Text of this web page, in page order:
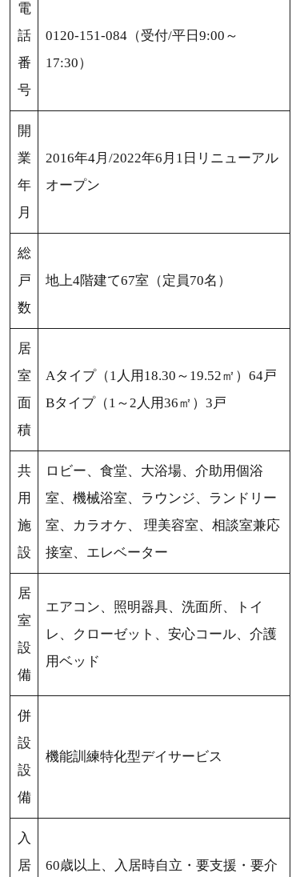
電
話
番
号
0120-151-084（受付/平日9:00～
17:30）
開
業
年
月
2016年4月/2022年6月1日リニューアル
オープン
総
戸
数
地上4階建て67室（定員70名）
居
室
面
積
Aタイプ（1人用18.30～19.52㎡）64戸
Bタイプ（1～2人用36㎡）3戸
共
用
施
設
ロビー、食堂、大浴場、介助用個浴
室、機械浴室、ラウンジ、ランドリー
室、カラオケ、 理美容室、相談室兼応
接室、エレベーター
居
室
設
備
エアコン、照明器具、洗面所、トイ
レ、クローゼット、安心コール、介護
用ベッド
併
設
設
備
機能訓練特化型デイサービス
入
居
60歳以上、入居時自立・要支援・要介